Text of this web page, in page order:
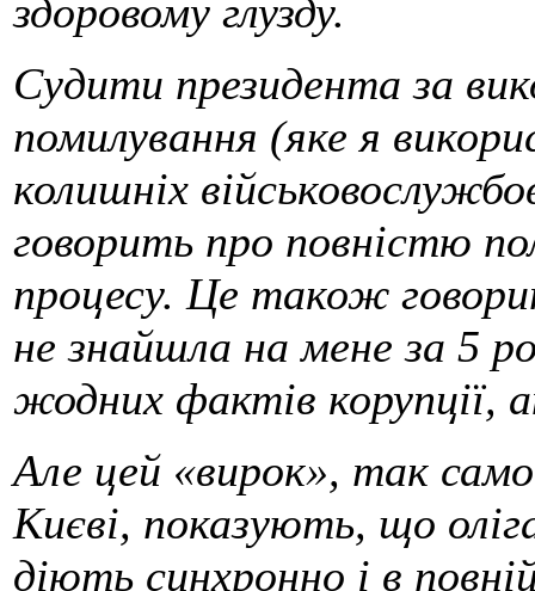
здоровому глузду.
Судити президента за
помилування (яке я
колишніх
говорить про повністю
процесу. Це також
не знайшла на мене за 5
жодних фактів корупції,
Але цей «вирок», так
Києві, показують, що
діють синхронно і в